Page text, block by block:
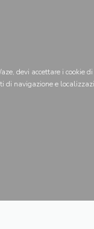
devi accettare i cookie
di navigazione e